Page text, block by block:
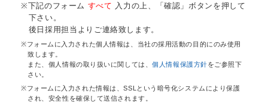
下記のフォーム すべて 入力の上、「確認」ボタンを押して
下さい。
後日採用担当よりご連絡致します。
フォームに入力された個人情報は、当社の採用活動の目的にのみ使用
致します。
また、個人情報の取り扱いに関しては、個人情報保護方針をご参照下
さい。
フォームに入力された情報は、SSLという暗号化システムにより保護
され、安全性を確保して送信されます。